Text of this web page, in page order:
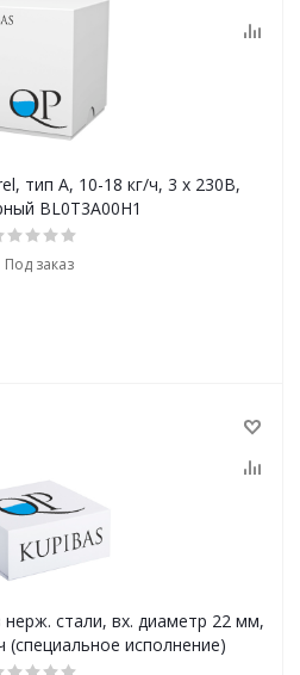
тип А, 10-18 кг/ч, 3 х 230В,
BL0T3A00H1
Под заказ
стали, вх. диаметр 22 мм,
(специальное исполнение)